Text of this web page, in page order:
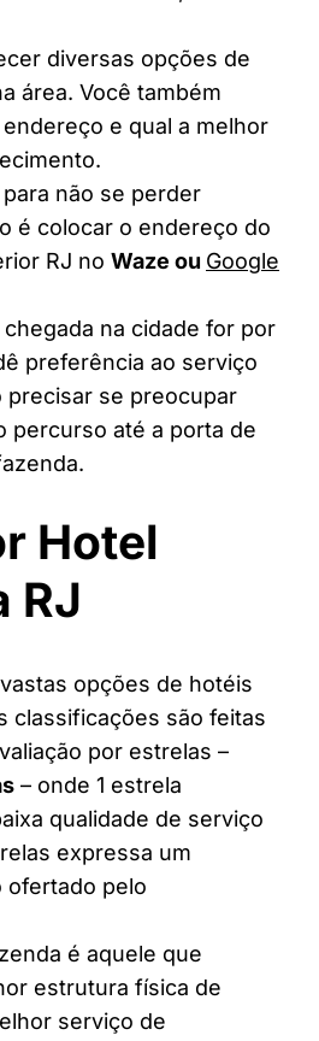
diversas opções de
área. Você também
e qual a melhor
não se perder
é colocar o endereço do
RJ no Waze ou Google
na cidade for por
preferência ao serviço
precisar se preocupar
percurso até a porta de
Hotel
RJ
opções de hotéis
classificações são feitas
por estrelas –
– onde 1 estrela
qualidade de serviço
expressa um
ofertado pelo
é aquele que
estrutura física de
serviço de